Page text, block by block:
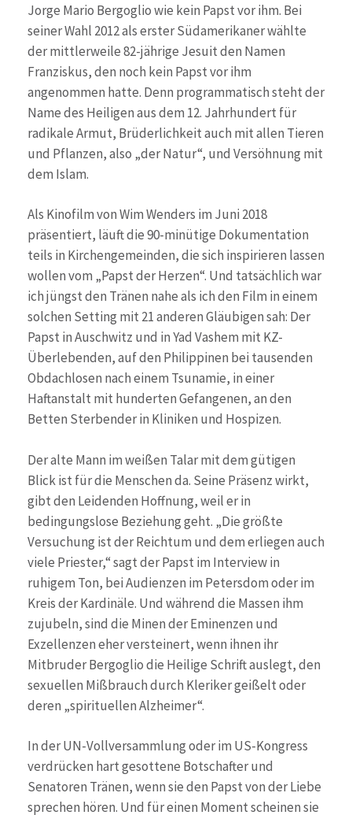
Jorge Mario Bergoglio wie kein Papst vor ihm. Bei
seiner Wahl 2012 als erster Südamerikaner wählte
der mittlerweile 82-jährige Jesuit den Namen
Franziskus, den noch kein Papst vor ihm
angenommen hatte. Denn programmatisch steht der
Name des Heiligen aus dem 12. Jahrhundert für
radikale Armut, Brüderlichkeit auch mit allen Tieren
und Pflanzen, also „der Natur“, und Versöhnung mit
dem Islam.
Als Kinofilm von Wim Wenders im Juni 2018
präsentiert, läuft die 90-minütige Dokumentation
teils in Kirchengemeinden, die sich inspirieren lassen
wollen vom „Papst der Herzen“. Und tatsächlich war
ich jüngst den Tränen nahe als ich den Film in einem
solchen Setting mit 21 anderen Gläubigen sah: Der
Papst in Auschwitz und in Yad Vashem mit KZ-
Überlebenden, auf den Philippinen bei tausenden
Obdachlosen nach einem Tsunamie, in einer
Haftanstalt mit hunderten Gefangenen, an den
Betten Sterbender in Kliniken und Hospizen.
Der alte Mann im weißen Talar mit dem gütigen
Blick ist für die Menschen da. Seine Präsenz wirkt,
gibt den Leidenden Hoffnung, weil er in
bedingungslose Beziehung geht. „Die größte
Versuchung ist der Reichtum und dem erliegen auch
viele Priester,“ sagt der Papst im Interview in
ruhigem Ton, bei Audienzen im Petersdom oder im
Kreis der Kardinäle. Und während die Massen ihm
zujubeln, sind die Minen der Eminenzen und
Exzellenzen eher versteinert, wenn ihnen ihr
Mitbruder Bergoglio die Heilige Schrift auslegt, den
sexuellen Mißbrauch durch Kleriker geißelt oder
deren „spirituellen Alzheimer“.
In der UN-Vollversammlung oder im US-Kongress
verdrücken hart gesottene Botschafter und
Senatoren Tränen, wenn sie den Papst von der Liebe
sprechen hören. Und für einen Moment scheinen sie